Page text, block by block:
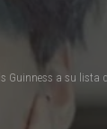
Guinness a su lista